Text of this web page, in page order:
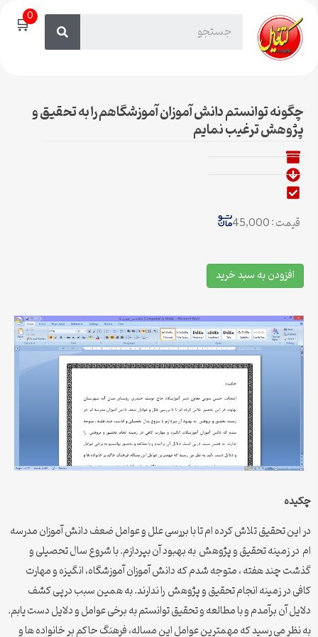
🛒0
چگونه توانستم دانش آموزان آموزشگاهم را به تحقیق و
پژوهش ترغیب نمایم
قیمت : 45,000
افزودن به سبد خرید
چکیده
در این تحقیق تلاش کرده ام تا با بررسی علل و عوامل ضعف دانش آموزان مدرسه
ام در زمينه تحقیق و پژوهش به بهبود آن بپردازم. با شروع سال تحصیلی و
گذشت چند هفته ، متوجه شدم که دانش آموزان آموزشگاه، انگیزه و مهارت
کافی در زمینه انجام تحقیق و پژوهش را ندارند. به همین سبب درپی کشف
دلایل آن برآمدم و با مطالعه و تحقیق توانستم به برخی عوامل و دلایل دست یابم.
به نظر می رسید که مهمترین عوامل این مساله، فرهنگ حاکم بر خانواده ها و